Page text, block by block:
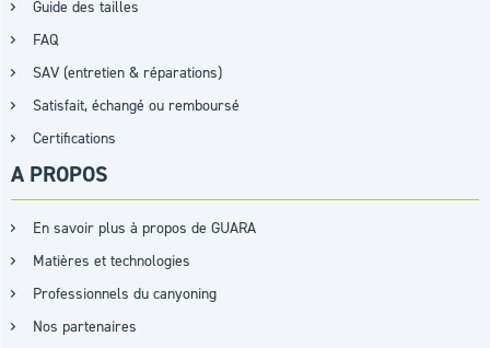
Guide des tailles
FAQ
SAV (entretien & réparations)
Satisfait, échangé ou remboursé
Certifications
A PROPOS
En savoir plus à propos de GUARA
Matières et technologies
Professionnels du canyoning
Nos partenaires